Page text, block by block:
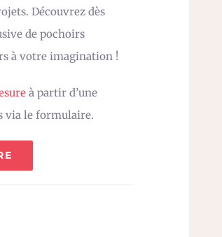
Découvrez dès
de pochoirs
à votre imagination !
à partir d’une
via le formulaire.